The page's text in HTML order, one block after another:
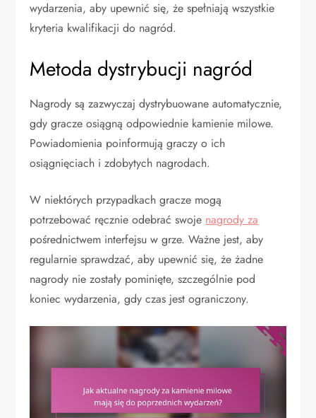
wydarzenia, aby upewnić się, że spełniają wszystkie
kryteria kwalifikacji do nagród.
Metoda dystrybucji nagród
Nagrody są zazwyczaj dystrybuowane automatycznie,
gdy gracze osiągną odpowiednie kamienie milowe.
Powiadomienia poinformują graczy o ich
osiągnięciach i zdobytych nagrodach.
W niektórych przypadkach gracze mogą
potrzebować ręcznie odebrać swoje nagrody za
pośrednictwem interfejsu w grze. Ważne jest, aby
regularnie sprawdzać, aby upewnić się, że żadne
nagrody nie zostały pominięte, szczególnie pod
koniec wydarzenia, gdy czas jest ograniczony.